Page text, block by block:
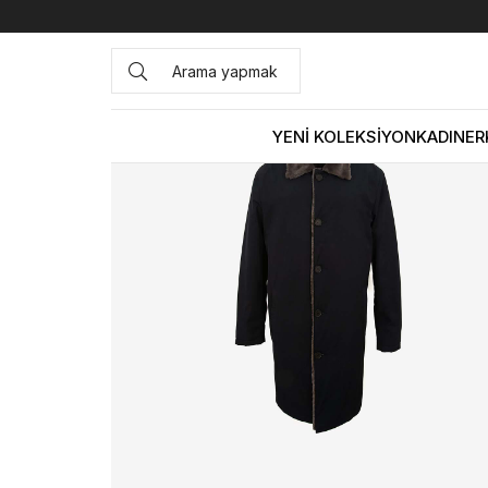
YENİ KOLEKSİYONKADIN
Anasayfa DERİ GİYİM ERKEK Deri Mont Mocassini